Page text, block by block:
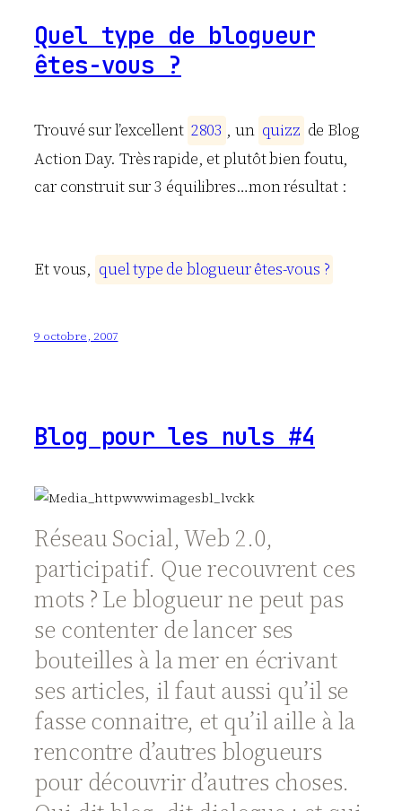
Quel type de blogueur
êtes-vous ?
Trouvé sur l’excellent 2803 , un quizz de Blog
Action Day. Très rapide, et plutôt bien foutu,
car construit sur 3 équilibres…mon résultat :
Et vous, queltype de blogueurêtes-vous ?
9 octobre, 2007
Blog pour les nuls #4
Réseau Social, Web 2.0,
participatif. Que recouvrent ces
mots ? Le blogueur ne peut pas
se contenter de lancer ses
bouteilles à la mer en écrivant
ses articles, il faut aussi qu’il se
fasse connaitre, et qu’il aille à la
rencontre d’autres blogueurs
pour découvrir d’autres choses.